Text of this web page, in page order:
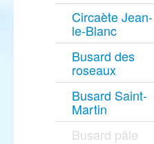
Circaète Jean-
le-Blanc
Busard des
roseaux
Busard Saint-
Martin
Busard pâle